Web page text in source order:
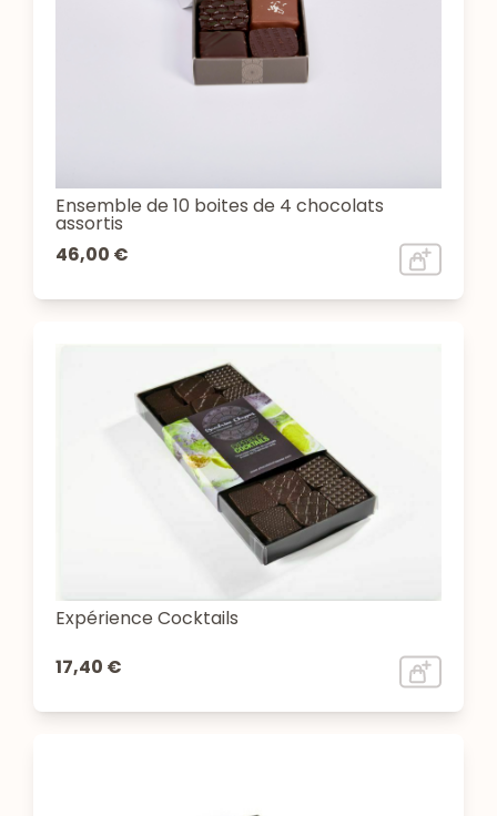
Ensemble de 10 boites de 4 chocolats
assortis
46,00 €
Expérience Cocktails
17,40 €